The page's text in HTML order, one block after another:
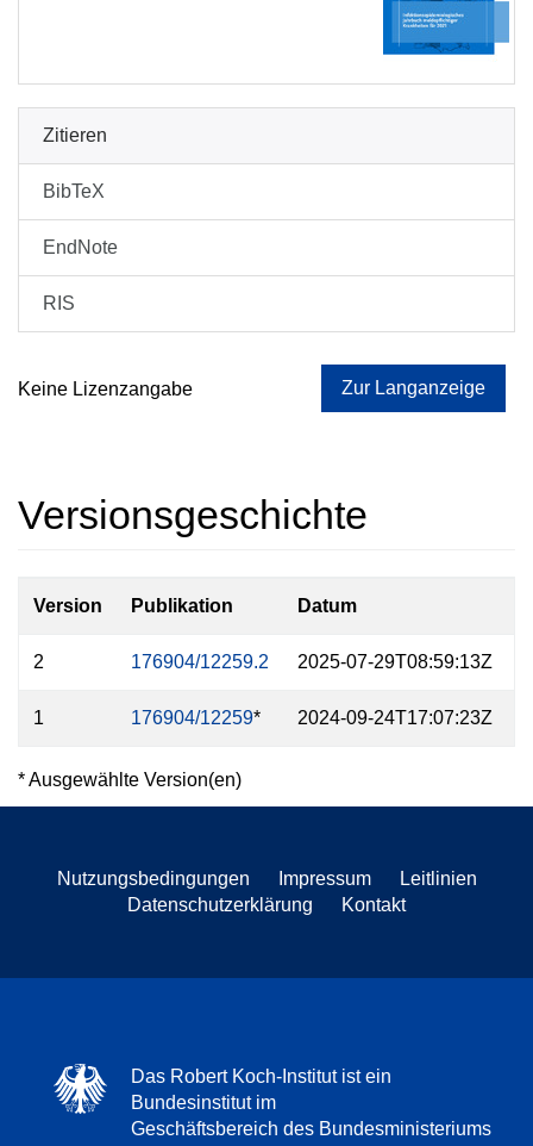
Zitieren
BibTeX
EndNote
RIS
Keine Lizenzangabe Zur Langanzeige
Versionsgeschichte
Version Publikation Datum
2 176904/12259.2 2025-07-29T08:59:13Z
1 176904/12259* 2024-09-24T17:07:23Z
* Ausgewählte Version(en)
Nutzungsbedingungen Impressum
Leitlinien
Datenschutzerklärung
Kontakt
Das Robert Koch-Institut ist ein
Bundesinstitut im
Geschäftsbereich des Bundesministeriums